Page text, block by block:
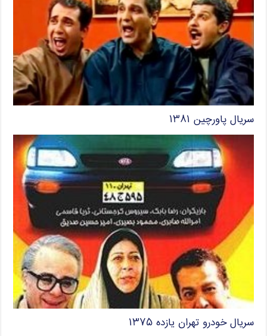
سریال پاورچین ۱۳۸۱
سریال خودرو تهران یازده ۱۳۷۵